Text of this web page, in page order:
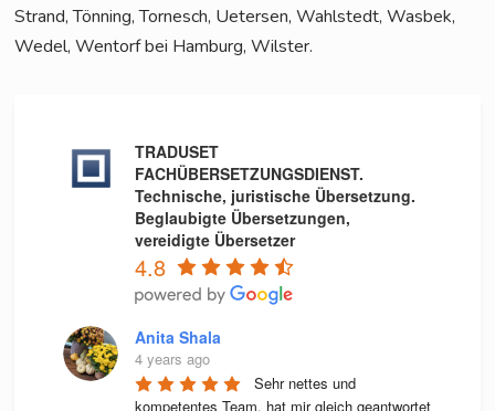
Strand, Tön­ning, Tor­nesch, Ueter­sen, Wahl­stedt, Was­bek,
Wedel, Wen­torf bei Ham­burg, Wilster.
TRADUSET
FACHÜBERSETZUNGSDIENST.
Technische, juristische Übersetzung.
Beglaubigte Übersetzungen,
vereidigte Übersetzer
4.8
Anita Shala
4 years ago
Sehr nettes und
kompetentes Team, hat mir gleich geantwortet